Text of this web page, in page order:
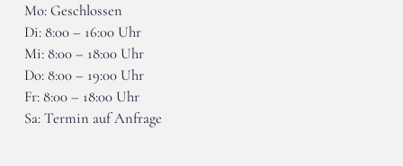
Mo: Geschlossen
Di: 8:00 – 16:00 Uhr
Mi: 8:00 – 18:00 Uhr
Do: 8:00 – 19:00 Uhr
Fr: 8:00 – 18:00 Uhr
Sa: Termin auf Anfrage